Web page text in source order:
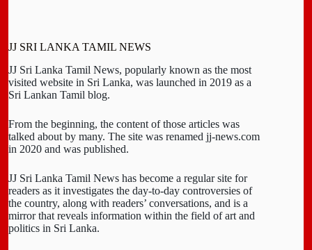
JJ SRI LANKA TAMIL NEWS
JJ Sri Lanka Tamil News, popularly known as the most
visited website in Sri Lanka, was launched in 2019 as a
Sri Lankan Tamil blog.
From the beginning, the content of those articles was
talked about by many. The site was renamed jj-news.com
in 2020 and was published.
JJ Sri Lanka Tamil News has become a regular site for
readers as it investigates the day-to-day controversies of
the country, along with readers’ conversations, and is a
mirror that reveals information within the field of art and
politics in Sri Lanka.